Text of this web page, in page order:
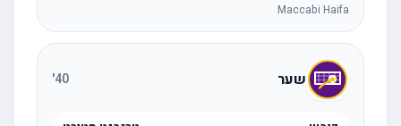
Maccabi Haifa
שער 40
'